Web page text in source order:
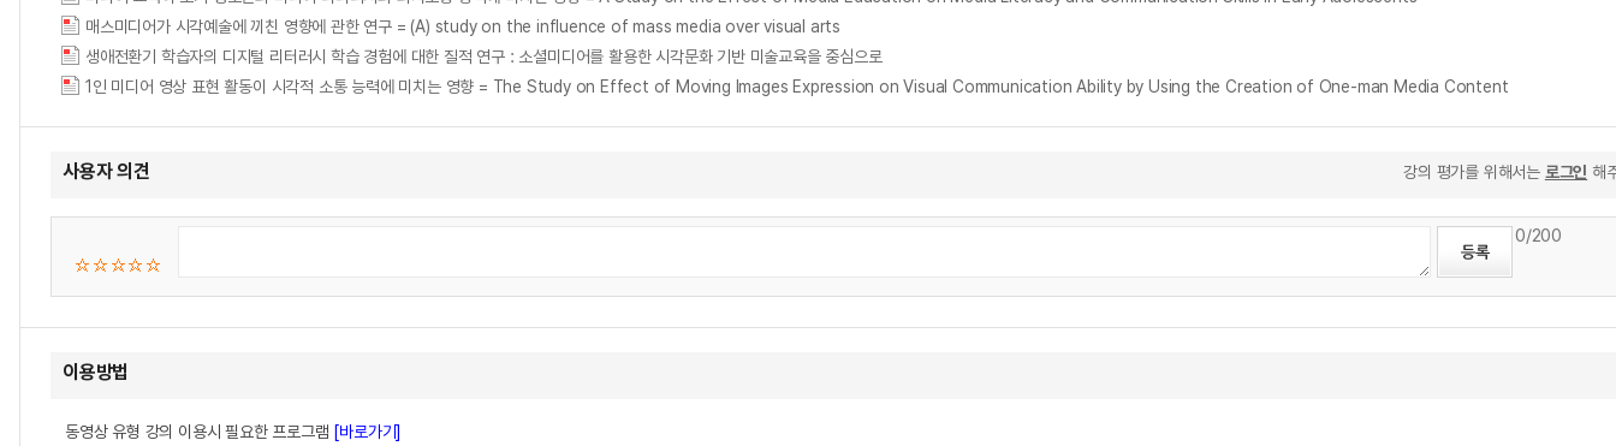
매스미디어가 시각예술에 끼친 영향에 관한 연구 = (A) study on the influence of mass media over visual arts
생애전환기 학습자의 디지털 리터러시 학습 경험에 대한 질적 연구 : 소셜미디어를 활용한 시각문화 기반 미술교육을 중심으로
1인 미디어 영상 표현 활동이 시각적 소통 능력에 미치는 영향 = The Study on Effect of Moving Images Expression on Visual Communication Ability by Using the Creation of One-man Media Content
사용자 의견 강의 평가를 위해서는 로그인 해
0/200
이용방법
동영상 유형 강의 이용시 필요한 프로그램 [바로가기]